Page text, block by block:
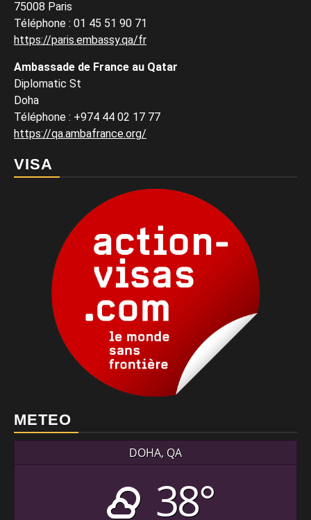
75008 Paris
Téléphone : 01 45 51 90 71
https://paris.embassy.qa/fr
Ambassade de France au Qatar
Diplomatic St
Doha
Téléphone : +974 44 02 17 77
https://qa.ambafrance.org/
VISA
METEO
DOHA, QA
38°